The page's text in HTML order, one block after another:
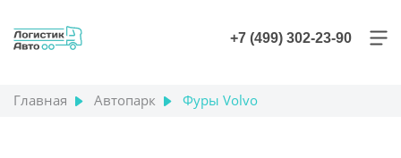
+7 (499) 302-23-90
Главная Автопарк Фуры Volvo